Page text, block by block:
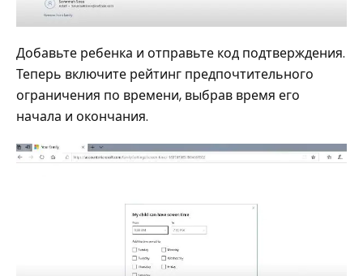
Добавьте ребенка и отправьте код подтверждения.
Теперь включите рейтинг предпочтительного
ограничения по времени, выбрав время его
начала и окончания.